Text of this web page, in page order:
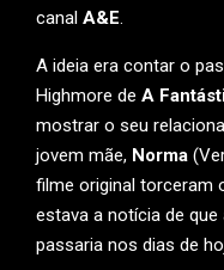
canal A&E.
A ideia era contar o
Highmore de A
mostrar o seu
jovem mãe, Norma
filme original torceram
estava a notícia de
passaria nos dias de